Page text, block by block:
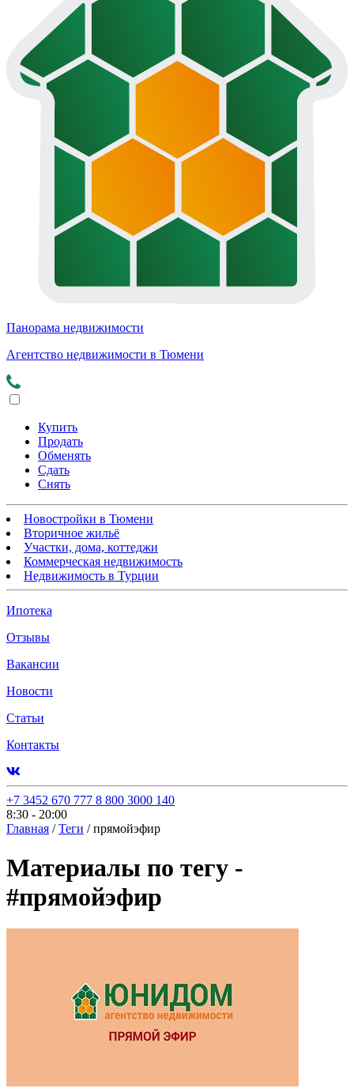
Панорама недвижимости
Агентство недвижимости в Тюмени
Купить
Продать
Обменять
Сдать
Снять
Новостройки в Тюмени
Вторичное жильё
Участки, дома, коттеджи
Коммерческая недвижимость
Недвижимость в Турции
Ипотека
Отзывы
Вакансии
Новости
Статьи
Контакты
+7 3452 670 777 8 800 3000 140
8:30 - 20:00
Главная / Теги / прямойэфир
Материалы по тегу -
#прямойэфир